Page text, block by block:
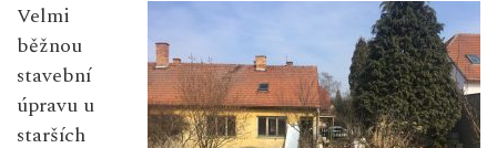
Velmi
běžnou
stavební
úpravu u
starších